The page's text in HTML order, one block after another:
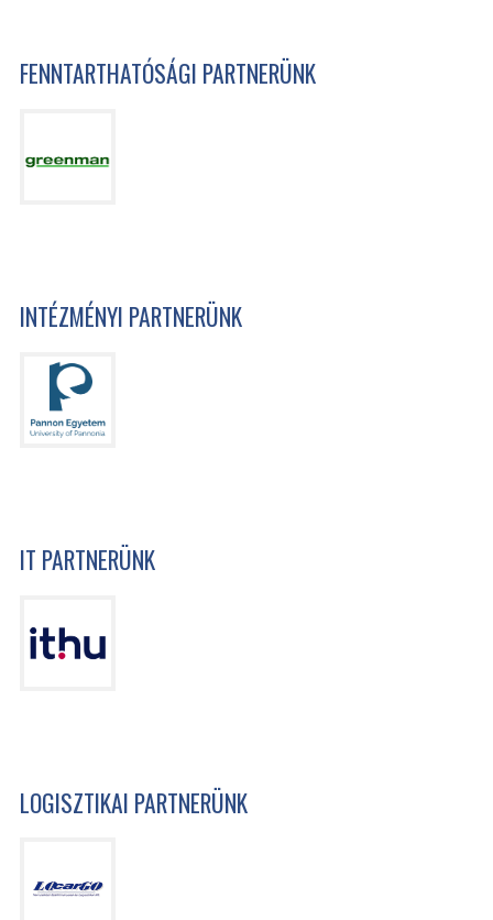
FENNTARTHATÓSÁGI PARTNERÜNK
INTÉZMÉNYI PARTNERÜNK
IT PARTNERÜNK
LOGISZTIKAI PARTNERÜNK